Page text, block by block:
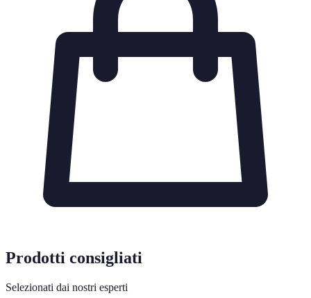
Prodotti consigliati
Selezionati dai nostri esperti